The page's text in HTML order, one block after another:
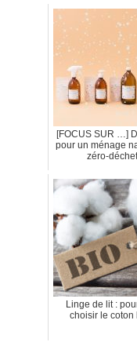
[FOCUS SUR …]
pour un ménage
zéro-déchet
Linge de lit :
choisir le coton